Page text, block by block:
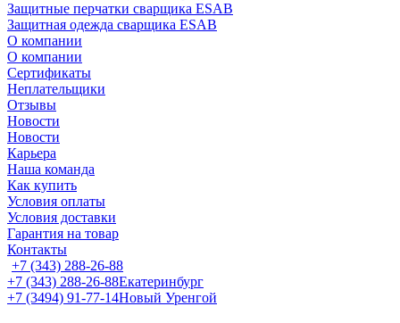
Защитные перчатки сварщика ESAB
Защитная одежда сварщика ESAB
О компании
О компании
Сертификаты
Неплательщики
Отзывы
Новости
Новости
Карьера
Наша команда
Как купить
Условия оплаты
Условия доставки
Гарантия на товар
Контакты
+7 (343) 288-26-88
+7 (343) 288-26-88Екатеринбург
+7 (3494) 91-77-14Новый Уренгой